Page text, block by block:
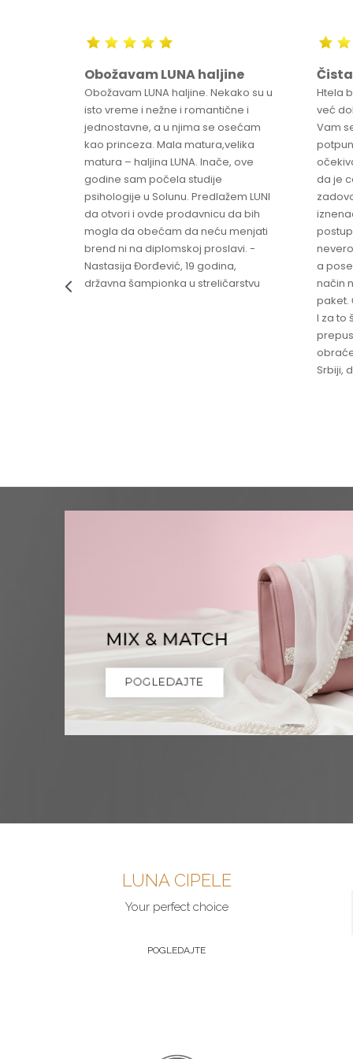
Obožavam LUNA haljine
Obožavam LUNA haljine. Nekako su u
isto vreme i nežne i romantične i
jednostavne, a u njima se osećam
kao princeza. Mala matura,velika
matura – haljina LUNA. Inače, ove
godine sam počela studije
psihologije u Solunu. Predlažem LUNI
da otvori i ovde prodavnicu da bih
mogla da obećam da neću menjati
brend ni na diplomskoj proslavi. -
Nastasija Đorđević, 19 godina,
državna šampionka u streličarstvu
Htela
već
Vam
da je
a
način
paket.
I za to
Srbiji,
LUNA CIPELE
Your perfect choice
POGLEDAJTE